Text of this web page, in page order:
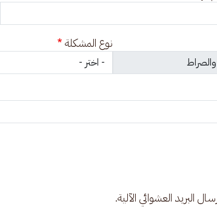
نوع المشكلة
البريد العشوائي الآلية.